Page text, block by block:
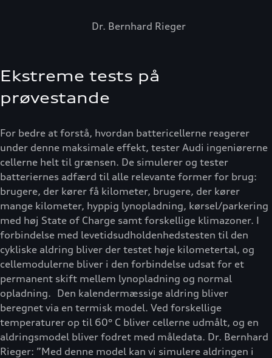
Dr. Bernhard Rieger
Ekstreme tests på
prøvestande
For bedre at forstå, hvordan battericellerne reagerer
under denne maksimale effekt, tester Audi ingeniørerne
cellerne helt til grænsen. De simulerer og tester
batteriernes adfærd til alle relevante former for brug:
brugere, der kører få kilometer, brugere, der kører
mange kilometer, hyppig lynopladning, kørsel/parkering
med høj State of Charge samt forskellige klimazoner. I
forbindelse med levetidsudholdenhedstesten til den
cykliske aldring bliver der testet høje kilometertal, og
cellemodulerne bliver i den forbindelse udsat for et
permanent skift mellem lynopladning og normal
opladning. Den kalendermæssige aldring bliver
beregnet via en termisk model. Ved forskellige
temperaturer op til 60° C bliver cellerne udmålt, og en
aldringsmodel bliver fodret med måledata. Dr. Bernhard
Rieger: ”Med denne model kan vi simulere aldringen i